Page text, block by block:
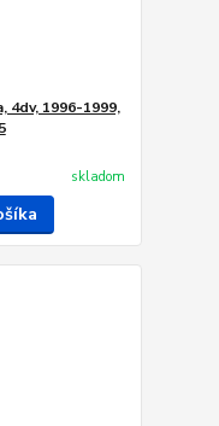
4dv, 1996-1999,
skladom